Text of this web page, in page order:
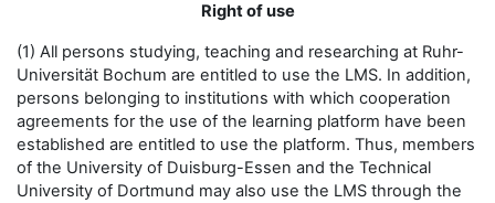
Right of use
(1) All persons studying, teaching and researching at Ruhr-
Universität Bochum are entitled to use the LMS. In addition,
persons belonging to institutions with which cooperation
agreements for the use of the learning platform have been
established are entitled to use the platform. Thus, members
of the University of Duisburg-Essen and the Technical
University of Dortmund may also use the LMS through the